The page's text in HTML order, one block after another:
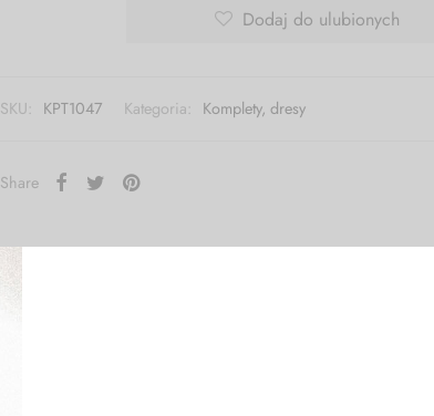
Dodaj do ulubionych
SKU: KPT1047 Kategoria: Komplety, dresy
Share